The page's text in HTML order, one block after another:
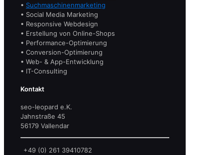
• Suchmaschinenmarketing
• Social Media Marketing
• Responsive Webdesign
• Erstellung von Online-Shops
• Performance-Optimierung
• Conversion-Optimierung
• Web- & App-Entwicklung
• IT-Consulting
Kontakt
seo-leopard e.K.
Jahnstraße 45
56179 Vallendar
+49 (0) 261 39410782